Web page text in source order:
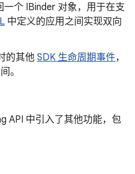
一个 IBinder 对象，用于在支
中定义的应用之间实现双向
的其他 SDK 生命周期事件，
。
API 中引入了其他功能，包